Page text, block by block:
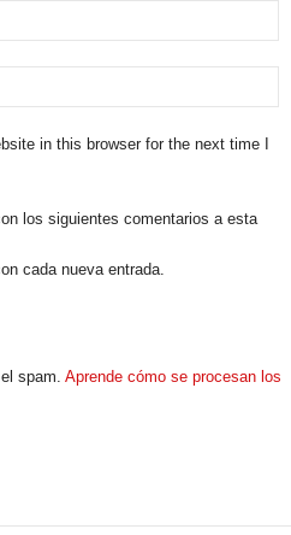
in this browser for the next time I
los siguientes comentarios a esta
cada nueva entrada.
spam. Aprende cómo se procesan los